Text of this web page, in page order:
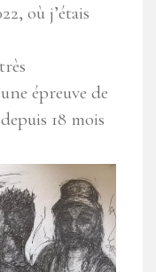
où j’étais
épreuve de
18 mois